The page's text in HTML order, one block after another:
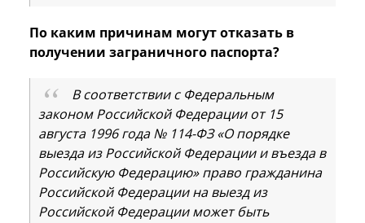
По каким причинам могут отказать в
получении заграничного паспорта?
В соответствии с Федеральным
законом Российской Федерации от 15
августа 1996 года № 114-ФЗ «О порядке
выезда из Российской Федерации и въезда в
Российскую Федерацию» право гражданина
Российской Федерации на выезд из
Российской Федерации может быть